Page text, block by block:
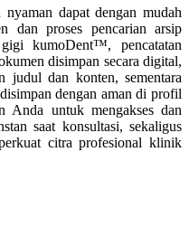
dapat dengan mudah
dan proses pencarian arsip
kumoDent™, pencatatan
disimpan secara digital,
judul dan konten, sementara
dengan aman di profil
Anda untuk mengakses dan
saat konsultasi, sekaligus
citra profesional klinik